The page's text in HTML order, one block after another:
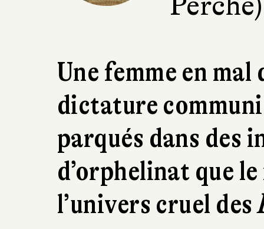
Une femme en mal
dictature
parqués dans des
d’orphelinat que
l’univers cruel des